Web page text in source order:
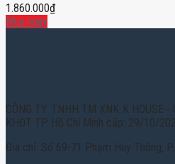
1.860.000₫
Mua ngay
CÔNG TY TNHH TM XNK K HOUSE
KHĐT TP. Hồ Chí Minh cấp: 29/10/
Địa chỉ: Số 69-71 Phạm Huy Thông,